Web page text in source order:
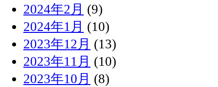
2024年2月 (9)
2024年1月 (10)
2023年12月 (13)
2023年11月 (10)
2023年10月 (8)